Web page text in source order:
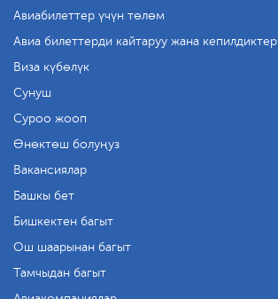
Авиабилеттер үчүн төлөм
Авиа билеттерди кайтаруу жана кепилдиктер
Виза күбөлүк
Сунуш
Суроо жооп
Өнөктөш болуңуз
Вакансиялар
Башкы бет
Бишкектен багыт
Ош шаарынан багыт
Тамчыдан багыт